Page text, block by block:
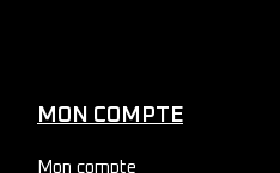
MON COMPTE
Mon compte